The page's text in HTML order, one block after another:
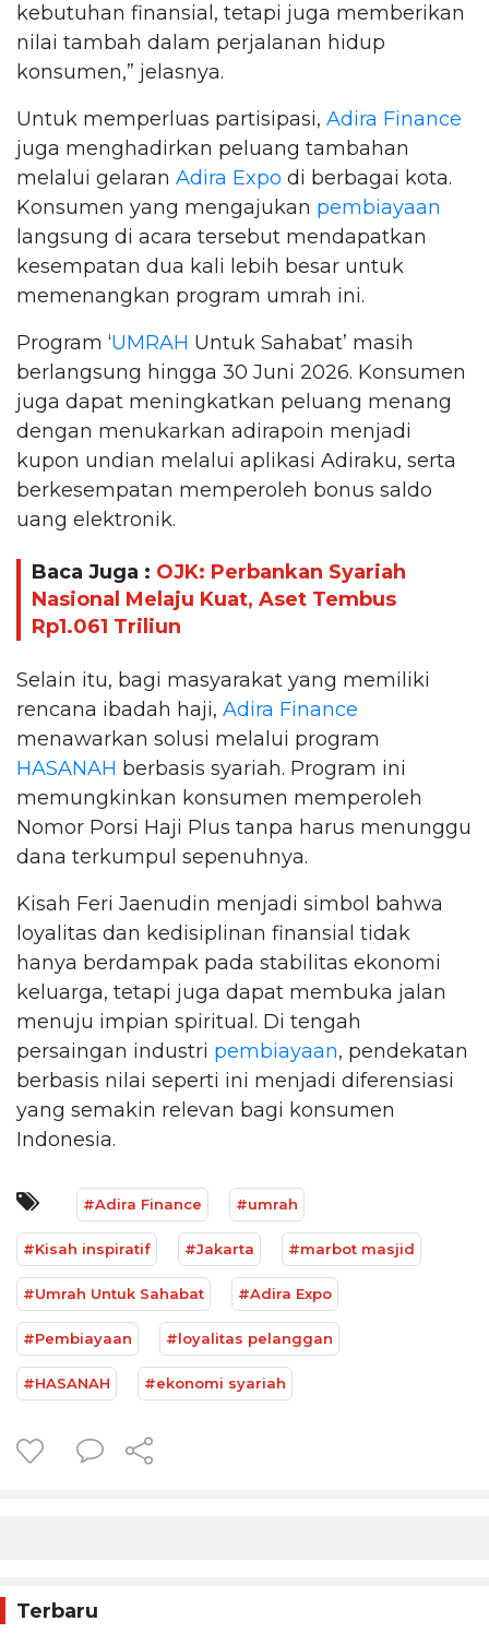
kebutuhan finansial, tetapi juga memberikan
nilai tambah dalam perjalanan hidup
konsumen,” jelasnya.
Untuk memperluas partisipasi, Adira Finance
juga menghadirkan peluang tambahan
melalui gelaran Adira Expo di berbagai kota.
Konsumen yang mengajukan pembiayaan
langsung di acara tersebut mendapatkan
kesempatan dua kali lebih besar untuk
memenangkan program umrah ini.
Program ‘UMRAH Untuk Sahabat’ masih
berlangsung hingga 30 Juni 2026. Konsumen
juga dapat meningkatkan peluang menang
dengan menukarkan adirapoin menjadi
kupon undian melalui aplikasi Adiraku, serta
berkesempatan memperoleh bonus saldo
uang elektronik.
Baca Juga : OJK: Perbankan Syariah
Nasional Melaju Kuat, Aset Tembus
Rp1.061 Triliun
Selain itu, bagi masyarakat yang memiliki
rencana ibadah haji, Adira Finance
menawarkan solusi melalui program
HASANAH berbasis syariah. Program ini
memungkinkan konsumen memperoleh
Nomor Porsi Haji Plus tanpa harus menunggu
dana terkumpul sepenuhnya.
Kisah Feri Jaenudin menjadi simbol bahwa
loyalitas dan kedisiplinan finansial tidak
hanya berdampak pada stabilitas ekonomi
keluarga, tetapi juga dapat membuka jalan
menuju impian spiritual. Di tengah
persaingan industri pembiayaan, pendekatan
berbasis nilai seperti ini menjadi diferensiasi
yang semakin relevan bagi konsumen
Indonesia.
#Adira Finance #umrah
#Kisah inspiratif #Jakarta #marbot masjid
#Umrah Untuk Sahabat #Adira Expo
#Pembiayaan #loyalitas pelanggan
#HASANAH #ekonomi syariah
Terbaru